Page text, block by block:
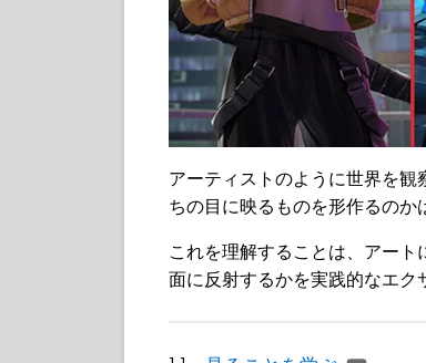
アーティストのように世界を
ちの目に映るものを形作るのか
これを理解することは、アー
面に反射するかを実践的なエク